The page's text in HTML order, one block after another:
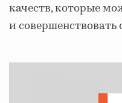
качеств, которые
и совершенствовать